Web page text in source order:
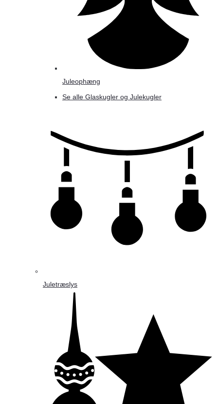
Juleophæng
Se alle Glaskugler og Julekugler
Juletræslys